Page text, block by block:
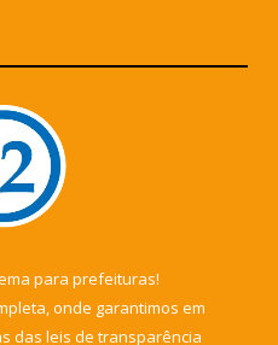
para prefeituras!
onde garantimos em
das leis de transparência